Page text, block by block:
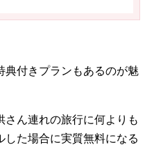
典付きプランもあるのが魅
さん連れの旅行に何よりも
た場合に実質無料になる